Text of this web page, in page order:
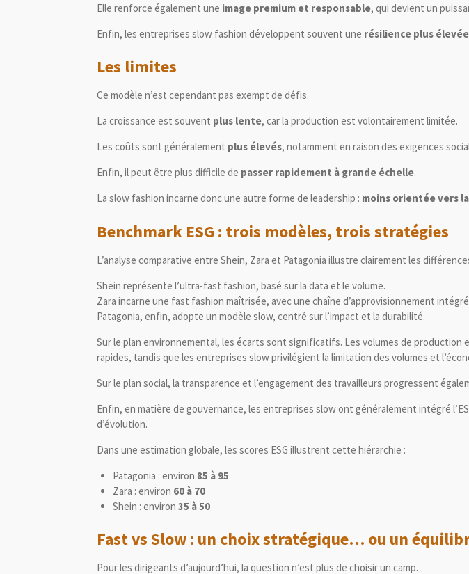
Elle renforce également une image premium et responsable, qui devient un
Enfin, les entreprises slow fashion développent souvent une résilience plus
Les limites
Ce modèle n’est cependant pas exempt de défis.
La croissance est souvent plus lente, car la production est volontairement limitée.
Les coûts sont généralement plus élevés, notamment en raison des exigences
Enfin, il peut être plus difficile de passer rapidement à grande échelle.
La slow fashion incarne donc une autre forme de leadership : moins orientée vers
Benchmark ESG : trois modèles, trois stratégies
L’analyse comparative entre Shein, Zara et Patagonia illustre clairement les
Shein représente l’ultra-fast fashion, basé sur la data et le volume.
Zara incarne une fast fashion maîtrisée, avec une chaîne d’approvisionnement
Patagonia, enfin, adopte un modèle slow, centré sur l’impact et la durabilité.
Sur le plan environnemental, les écarts sont significatifs. Les volumes de
rapides, tandis que les entreprises slow privilégient la limitation des volumes et
Sur le plan social, la transparence et l’engagement des travailleurs progressent
Enfin, en matière de gouvernance, les entreprises slow ont généralement intégré
d’évolution.
Dans une estimation globale, les scores ESG illustrent cette hiérarchie :
Patagonia : environ 85 à 95
Zara : environ 60 à 70
Shein : environ 35 à 50
Fast vs Slow : un choix stratégique… ou un
Pour les dirigeants d’aujourd’hui, la question n’est plus de choisir un camp.